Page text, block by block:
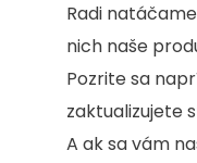
Radi
nich naše
Pozrite sa
zaktualizujete
A ak sa vám